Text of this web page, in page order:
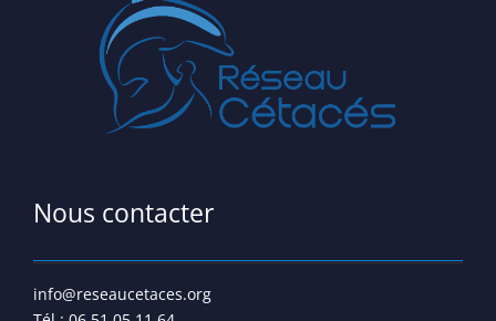
Nous contacter
info@reseaucetaces.org